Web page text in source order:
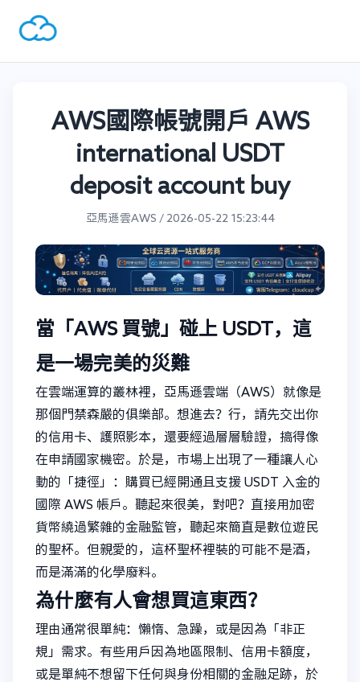
AWS國際帳號開戶 AWS
international USDT
deposit account buy
亞馬遜雲AWS / 2026-05-22 15:23:44
當「AWS 買號」碰上 USDT，這
是一場完美的災難
在雲端運算的叢林裡，亞馬遜雲端（AWS）就像是
那個門禁森嚴的俱樂部。想進去？行，請先交出你
的信用卡、護照影本，還要經過層層驗證，搞得像
在申請國家機密。於是，市場上出現了一種讓人心
動的「捷徑」：購買已經開通且支援 USDT 入金的
國際 AWS 帳戶。聽起來很美，對吧？直接用加密
貨幣繞過繁雜的金融監管，聽起來簡直是數位遊民
的聖杯。但親愛的，這杯聖杯裡裝的可能不是酒，
而是滿滿的化學廢料。
為什麼有人會想買這東西？
理由通常很單純：懶惰、急躁，或是因為「非正
規」需求。有些用戶因為地區限制、信用卡額度，
或是單純不想留下任何與身份相關的金融足跡，於